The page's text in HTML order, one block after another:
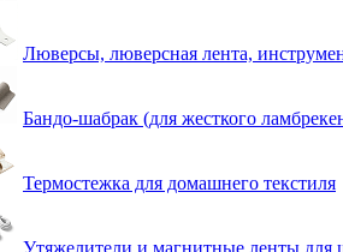
Люверсы, люверсная лента,
Бандо-шабрак (для жесткого
Термостежка для домашнего текстиля
Утяжелители и магнитные ленты для